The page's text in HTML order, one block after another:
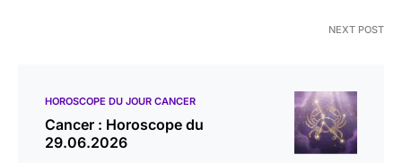
NEXT POST
HOROSCOPE DU JOUR CANCER
Cancer : Horoscope du
29.06.2026